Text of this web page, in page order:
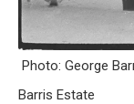
Photo: George
Barris Estate